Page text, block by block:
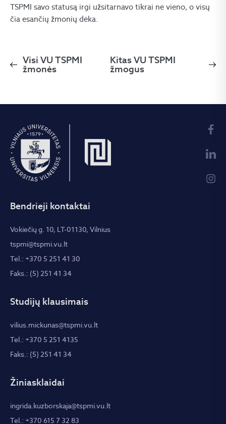
TSPMI savo statusą irgi užsitarnavo tikrai ne vieno, o visų
čia esančių žmonių dėka.
Visi VU TSPMI
žmonės
Kitas VU TSPMI
žmogus
Bendrieji kontaktai
Vokiečių g. 10, LT-01130, Vilnius
tspmi@tspmi.vu.lt
Tel.: +370 5 251 41 30
Faks.: (5) 251 41 34
Studijų klausimais
vilius.mickunas@tspmi.vu.lt
Tel.: +370 5 251 4135
Faks.: (5) 251 41 34
Žiniasklaidai
ingrida.kuzborskaja@tspmi.vu.lt
Tel.: +370 615 7 32 83